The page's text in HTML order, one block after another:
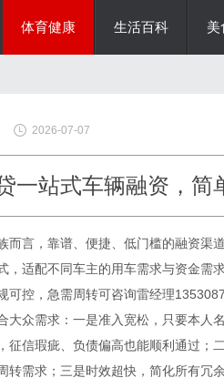
体育健康 生活百科 美
2026-07-07
一站式车辆融资，简
而言，靠谱、便捷、低门槛的融资渠
，适配不同车主的用车需求与资金需
可控，急需周转可咨询雷经理
大众需求：一是准入宽松，只要本人
征信瑕疵、负债偏高也能顺利通过；
转需求；三是时效超快，简化所有冗